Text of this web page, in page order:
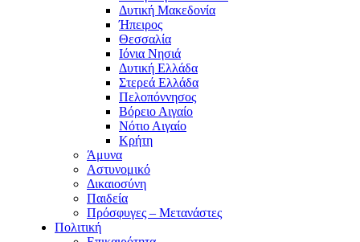
Δυτική Μακεδονία
Ήπειρος
Θεσσαλία
Ιόνια Νησιά
Δυτική Ελλάδα
Στερεά Ελλάδα
Πελοπόννησος
Βόρειο Αιγαίο
Νότιο Αιγαίο
Κρήτη
Άμυνα
Αστυνομικό
Δικαιοσύνη
Παιδεία
Πρόσφυγες – Μετανάστες
Πολιτική